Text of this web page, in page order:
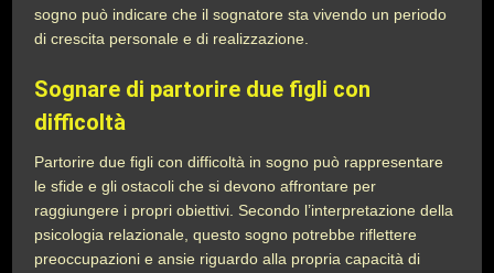
sogno può indicare che il sognatore sta vivendo un periodo
di crescita personale e di realizzazione.
Sognare di partorire due figli con
difficoltà
Partorire due figli con difficoltà in sogno può rappresentare
le sfide e gli ostacoli che si devono affrontare per
raggiungere i propri obiettivi. Secondo l’interpretazione della
psicologia relazionale, questo sogno potrebbe riflettere
preoccupazioni e ansie riguardo alla propria capacità di